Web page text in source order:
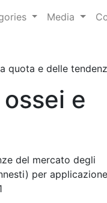
Media
quota e delle
e
del mercato degli
per applicazione